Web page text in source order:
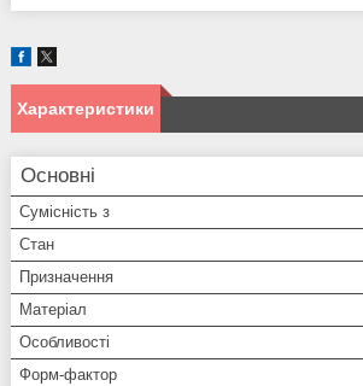
Характеристики
Основні
Сумісність з
Стан
Призначення
Матеріал
Особливості
Форм-фактор